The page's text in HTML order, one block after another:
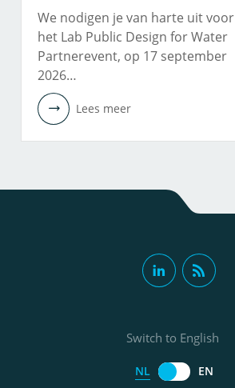
We nodigen je van harte uit voor
het Lab Public Design for Water
Partnerevent, op 17 september
2026…
Lees meer
Switch to English
NL EN